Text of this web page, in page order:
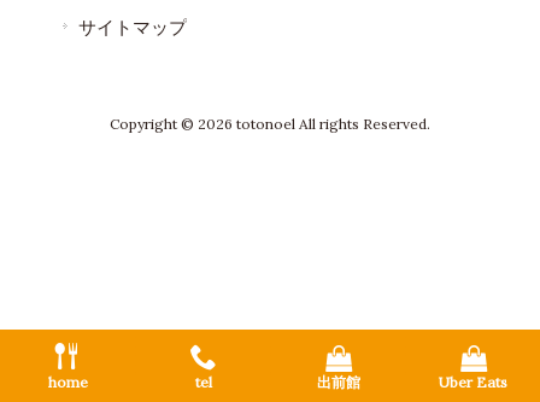
サイトマップ
Copyright © 2026 totonoel All rights Reserved.
home tel 出前館 Uber Eats